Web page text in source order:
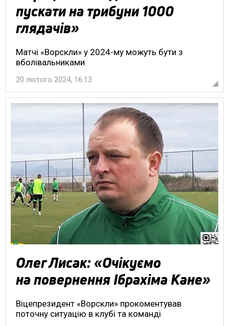
пускати на трибуни 1000
глядачів»
Матчі «Ворскли» у 2024-му можуть бути з
вболівальниками
20 лютого 2024, 16:13
Олег Лисак: «Очікуємо
на повернення Ібрахіма Кане»
Віцепрезидент «Ворскли» прокоментував
поточну ситуацію в клубі та команді